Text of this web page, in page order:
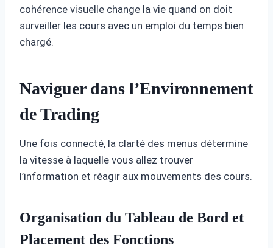
cohérence visuelle change la vie quand on doit
surveiller les cours avec un emploi du temps bien
chargé.
Naviguer dans l’Environnement
de Trading
Une fois connecté, la clarté des menus détermine
la vitesse à laquelle vous allez trouver
l’information et réagir aux mouvements des cours.
Organisation du Tableau de Bord et
Placement des Fonctions